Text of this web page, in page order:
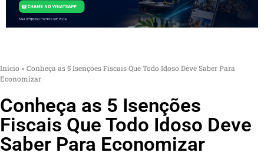
Início » Conheça as 5 Isenções Fiscais Que Todo Idoso Deve Saber Para
Economizar
Conheça as 5 Isenções
Fiscais Que Todo Idoso Deve
Saber Para Economizar